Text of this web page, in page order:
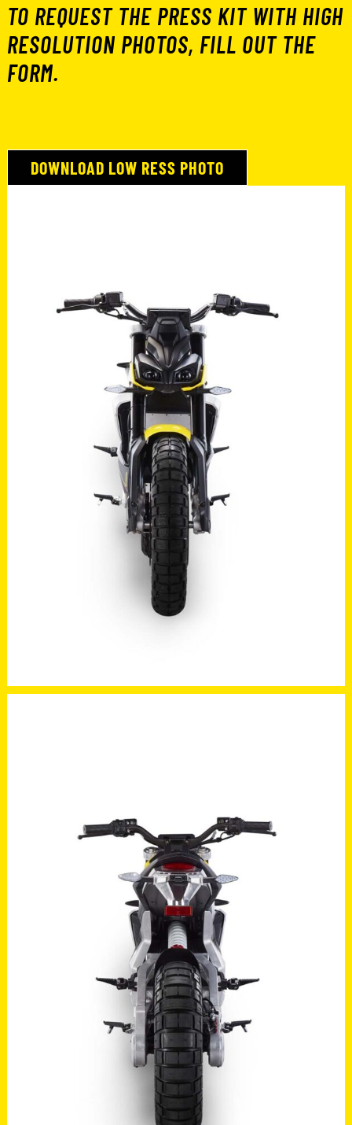
TO REQUEST THE PRESS KIT WITH HIGH
RESOLUTION PHOTOS, FILL OUT THE
FORM.
DOWNLOAD LOW RESS PHOTO